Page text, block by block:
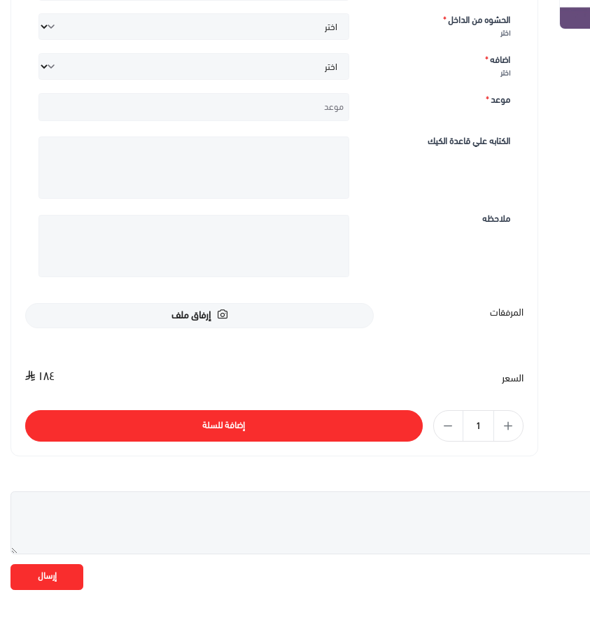
الحشوه من الداخل*
اختر
اضافه*
اختر
موعد*
الكتابه علي قاعدة الكيك
ملاحظه
المرفقات إرفاق ملف
السعر ١٨٤
إضافة للسلة
إرسال